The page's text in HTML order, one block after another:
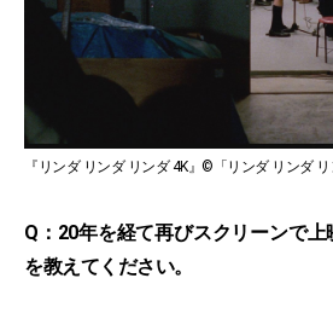
『リンダ リンダ リンダ 4K』©「リンダ リンダ
Q：20年を経て再びスクリーンで
を教えてください。